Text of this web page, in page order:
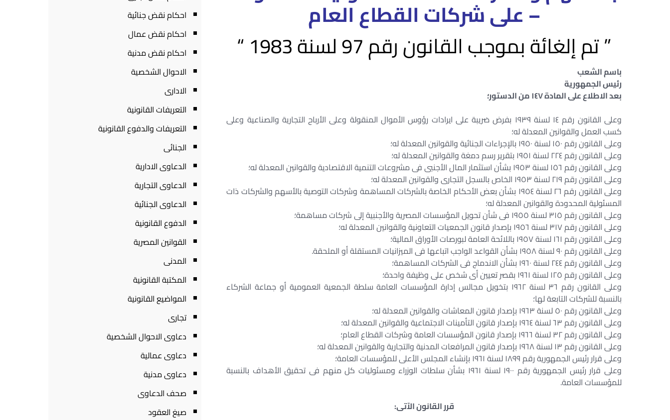
– على شركاتالقطاع العام
” تم إلغائة بموجب القانون رقم 97 لسنة 1983 “
باسم الشعب
رئيس الجمهورية
بعد الاطلاع على المادة ١٤٧ من الدستور؛
وعلى القانون رقم ١٤ لسنة ١٩٣٩ بفرض ضريبة على ايرادات رؤوس الأموال المنقولة وعلى الأرباح التجارية والصناعية وعلى
كسب العمل والقوانين المعدلة له؛
وعلى القانون رقم ١٥٠ لسنة ١٩٥٠ بالإجراءات الجنائية والقوانين المعدلة له؛
وعلى القانون رقم ٢٢٤ لسنة ١٩٥١ بتقرير رسم دمغة والقوانين المعدلة له؛
وعلى القانون رقم ١٥٦ لسنة ١٩٥٣ بشأن استثمار المال الأجنبى فى مشروعات التنمية الاقتصادية والقوانين المعدلة له؛
وعلى القانون رقم ٢١٩ لسنة ١٩٥٣ الخاص بالسجل التجارى والقوانين المعدلة له؛
وعلى القانون رقم ٢٦ لسنة ١٩٥٤ بشأن بعض الأحكام الخاصة بالشركات المساهمة وشركات التوصية بالأسهم والشركات ذات
المسئولية المحدودة والقوانين المعدلة له؛
وعلى القانون رقم ٣١٥ لسنة ١٩٥٥ فى شأن تحويل المؤسسات المصرية والأجنبية إلى شركات مساهمة؛
وعلى القانون رقم ٣١٧ لسنة ١٩٥٦ بإصدار قانون الجمعيات التعاونية والقوانين المعدلة له؛
وعلى القانون رقم ١٦١ لسنة ١٩٥٧ باللائحة العامة لبورصات الأوراق المالية؛
وعلى القانون رقم ٩٠ لسنة ١٩٥٨ بشأن القواعد الواجب اتباعها فى الميزانيات المستقلة أو الملحقة.
وعلى القانون رقم ٢٤٤ لسنة ١٩٦٠ بشأن الاندماج فى الشركات المساهمة؛
وعلى القانون رقم ١٢٥ لسنة ١٩٦١ بقصر تعيين أى شخص على وظيفة واحدة؛
وعلى القانون رقم ٣٦ لسنة ١٩٦٢ بتخويل مجالس إدارة المؤسسات العامة سلطة الجمعية العمومية أو جماعة الشركاء
بالنسبة للشركات التابعة لها؛
وعلى القانون رقم ٥٠ لسنة ١٩٦٣ بإصدار قانون المعاشات والقوانين المعدلة له؛
وعلى القانون رقم ٦٣ لسنة ١٩٦٤ بإصدار قانون التأمينات الاجتماعية والقوانين المعدلة له؛
وعلى القانون رقم ٣٢ لسنة ١٩٦٦ بإصدار قانون المؤسسات العامة وشركات القطاع العام؛
وعلى القانون رقم ١٣ لسنة ١٩٦٨ بإصدار قانون المرافعات المدنية والتجارية والقوانين المعدلة له؛
وعلى قرار رئيس الجمهورية رقم ١٨٩٩ لسنة ١٩٦١ بإنشاء المجلس الأعلى للمؤسسات العامة؛
وعلى قرار رئيس الجمهورية رقم ١٩٠٠ لسنة ١٩٦١ بشأن سلطات الوزراء ومسئوليات كل منهم فى تحقيق الأهداف بالنسبة
للمؤسسات العامة.
قرر القانون الآتى:
احكام نقض جنائية
احكام نقض عمال
احكام نقض مدنية
الاحوال الشخصية
الادارى
التعريفات القانونية
التعريفات والدفوع القانونية
الجنائى
الدعاوى الادارية
الدعاوى التجارية
الدعاوى الجنائية
الدفوع القانونية
القوانين المصرية
المدنى
المكتبة القانونية
المواضيع القانونية
تجارى
دعاوى الاحوال الشخصية
دعاوى عمالية
دعاوى مدنية
صحف الدعاوى
صيغ العقود